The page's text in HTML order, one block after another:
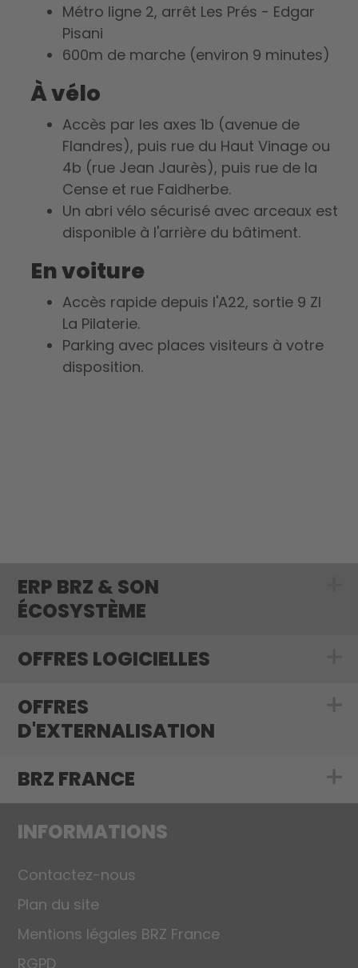
Métro ligne 2, arrêt Les Prés - Edgar
Pisani
600m de marche (environ 9 minutes)
À vélo
Accès par les axes 1b (avenue de
Flandres), puis rue du Haut Vinage ou
4b (rue Jean Jaurès), puis rue de la
Cense et rue Faidherbe.
Un abri vélo sécurisé avec arceaux est
disponible à l'arrière du bâtiment.
En voiture
Accès rapide depuis l'A22, sortie 9 ZI
La Pilaterie.
Parking avec places visiteurs à votre
disposition.
ERP BRZ & SON
ÉCOSYSTÈME
OFFRES LOGICIELLES
OFFRES
D'EXTERNALISATION
Show
BRZ FRANCE Show
INFORMATIONS
Contactez-nous
Plan du site
Mentions légales BRZ France
RGPD